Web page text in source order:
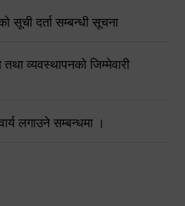
सूची दर्ता सम्बन्धी सूचना
व्यवस्थापनको जिम्मेवारी
लगाउने सम्बन्धमा ।